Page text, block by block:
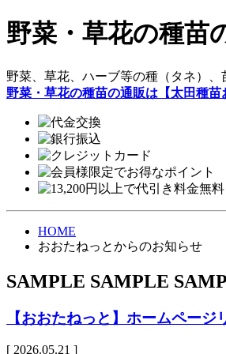
野菜・草花の種苗
野菜、草花、ハーブ等の種（タネ）、
野菜・草花の種苗の通販は【太田種苗
HOME
おおたねっとからのお知らせ
SAMPLE SAMPLE
【おおたねっと】ホームペー
[ 2026.05.21 ]